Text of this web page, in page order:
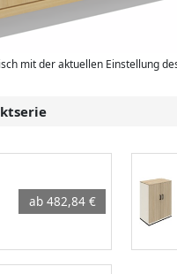
mit der aktuellen Einstellung
ab 482,84 €